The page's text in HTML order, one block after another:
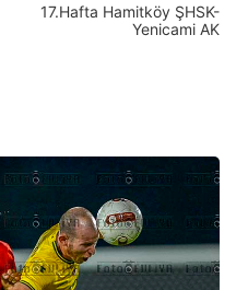
17.Hafta Hamitköy ŞHSK-
Yenicami AK